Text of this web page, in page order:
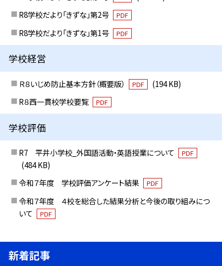
R8学校だより「きずな」第2号
PDF
R8学校だより「きずな」第1号 PDF
学校経営
Ｒ８いじめ防止基本方針（概要版） PDF
(194 KB)
R８西一貫校学校要覧
PDF
学校評価
R7 平井小学校_外国語活動・英語授業について PDF
(484 KB)
令和７年度 学校評価アンケート結果
PDF
令和７年度 ４校を総合した結果分析と今後の取り組みにつ
いて
PDF
新着記事